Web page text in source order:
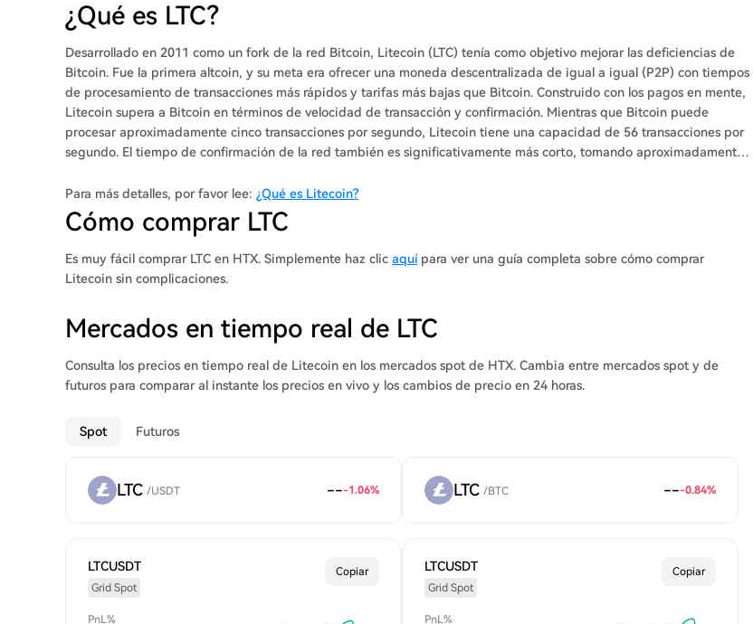
¿Qué es LTC?
Desarrollado en 2011 como un fork de la red Bitcoin, Litecoin (LTC) tenía como objetivo mejorar las deficiencias de
Bitcoin. Fue la primera altcoin, y su meta era ofrecer una moneda descentralizada de igual a igual (P2P) con tiempos
de procesamiento de transacciones más rápidos y tarifas más bajas que Bitcoin. Construido con los pagos en mente,
Litecoin supera a Bitcoin en términos de velocidad de transacción y confirmación. Mientras que Bitcoin puede
procesar aproximadamente cinco transacciones por segundo, Litecoin tiene una capacidad de 56 transacciones por
segundo. El tiempo de confirmación de la red también es significativamente más corto, tomando aproximadamente
de una década, Litecoin sigue comprometido a ofrecer a los usuarios soluciones de pago de bajo costo, privadas,
seguras y sin fronteras. Su visión es permitir que las personas realicen pagos en cualquier parte del mundo en
cualquier momento, convirtiéndola en una moneda digital práctica y accesible para transacciones cotidianas. La
adopción de Litecoin como método de pago ha crecido a lo largo de los años, siendo ampliamente aceptada por
varios comerciantes y organizaciones, incluyendo la Cruz Roja Americana, Newegg y Twitch.
Para más detalles, por favor lee: ¿Qué es Litecoin?
Cómo comprar LTC
Es muy fácil comprar LTC en HTX. Simplemente haz clic aquípara ver una guía completa sobre cómo comprar
Litecoin sin complicaciones.
Mercados en tiempo real de LTC
Consulta los precios en tiempo real de Litecoin en los mercados spot de HTX. Cambia entre mercados spot y de
futuros para comparar al instante los precios en vivo y los cambios de precio en 24 horas.
Spot Futuros
LTC /USDT ---1.06% LTC /BTC ---0.84%
LTCUSDT
Grid Spot
Copiar
PnL%
LTCUSDT
Grid Spot
Copiar
PnL%